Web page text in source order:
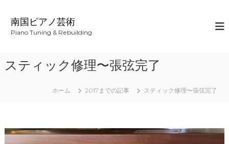
ス
南国ピアノ芸術
Piano Tuning & Rebuilding
スティック修理〜張弦完了
ホーム 2017までの記事 スティック修理〜張弦完了